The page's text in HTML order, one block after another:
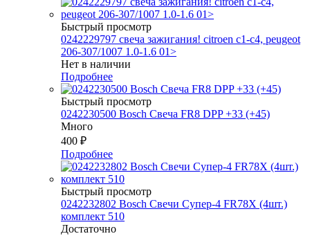
Быстрый просмотр
0242229797 свеча зажигания! citroen c1-c4, peugeot
206-307/1007 1.0-1.6 01>
Нет в наличии
Подробнее
Быстрый просмотр
0242230500 Bosch Свеча FR8 DPP +33 (+45)
Много
400 ₽
Подробнее
Быстрый просмотр
0242232802 Bosch Свечи Супер-4 FR78Х (4шт.)
комплект 510
Достаточно